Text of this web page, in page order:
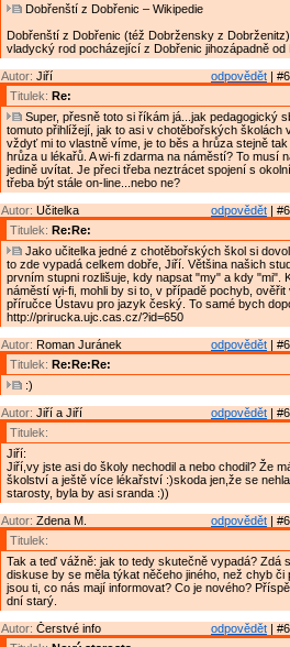
Dobřenští z Dobřenic – Wikipedie
Dobřenští z Dobřenic (též Dobržensky z
vladycký rod pocházející z Dobřenic jihozápadně od
odpovědět |
Autor: Jiří
Titulek: Re:
Super, přesně toto si říkám já...jak pedagogický
tomuto přihlížejí, jak to asi v chotěbořských školách
vždyť mi to vlastně víme, je to běs a hrůza stejně
hrůza u lékařů. A wi-fi zdarma na náměstí? To musí
jedině uvítat. Je přeci třeba neztrácet spojení s
třeba být stále on-line...nebo ne?
odpovědět |
Autor: Učitelka
Titulek: Re:Re:
Jako učitelka jedné z chotěbořských škol si
to zde vypadá celkem dobře, Jiří. Většina našich
prvním stupni rozlišuje, kdy napsat "my" a kdy "mi".
náměstí wi-fi, mohli by si to, v případě pochyb, ověřit
příručce Ústavu pro jazyk český. To samé bych
http://prirucka.ujc.cas.cz/?id=650
odpovědět |
Autor: Roman Juránek
Titulek: Re:Re:Re:
:)
odpovědět |
Autor: Jiří a Jiří
Titulek:
Jiří:
Jiří,vy jste asi do školy nechodil a nebo chodil? Že
školství a ještě více lékařství :)skoda jen,že se
starosty, byla by asi sranda :))
odpovědět |
Autor: Zdena M.
Titulek:
Tak a teď vážně: jak to tedy skutečně vypadá? Zdá
diskuse by se měla týkat něčeho jiného, než chyb či
jsou ti, co nás mají informovat? Co je nového?
dní starý.
odpovědět |
Autor: Čerstvé info